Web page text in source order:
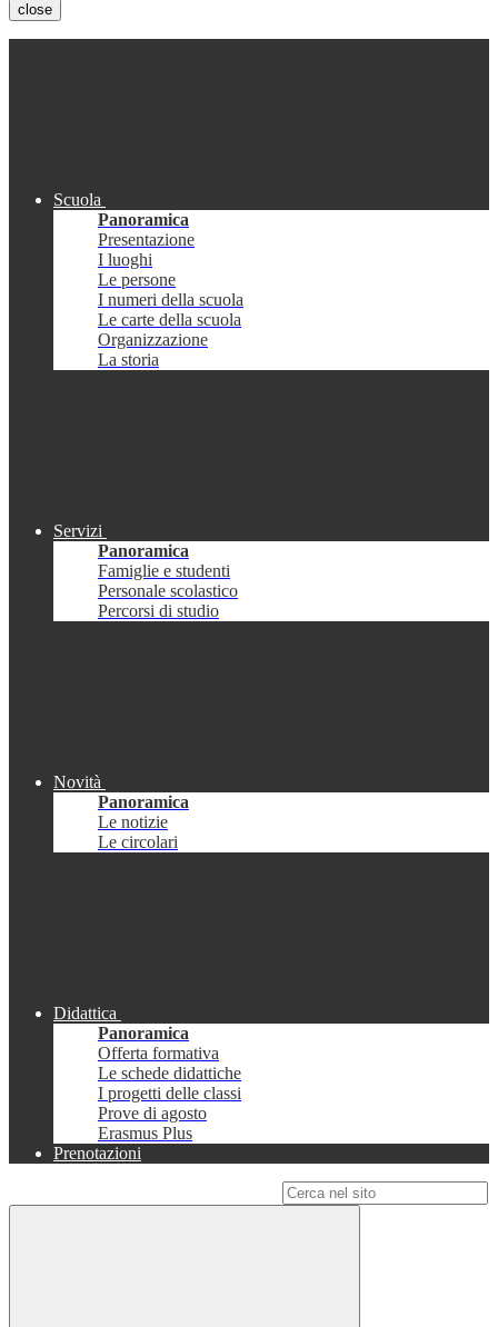
close
Scuola
Panoramica
Presentazione
I luoghi
Le persone
I numeri della scuola
Le carte della scuola
Organizzazione
La storia
Servizi
Panoramica
Famiglie e studenti
Personale scolastico
Percorsi di studio
Novità
Panoramica
Le notizie
Le circolari
Didattica
Panoramica
Offerta formativa
Le schede didattiche
I progetti delle classi
Prove di agosto
Erasmus Plus
Prenotazioni